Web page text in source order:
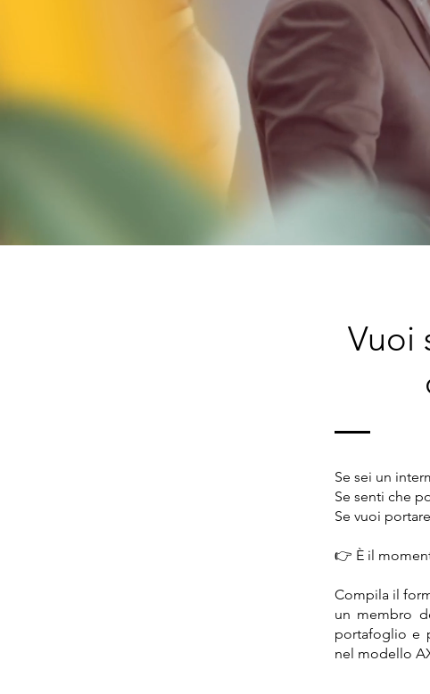
Vuoi
Se sei un
Se senti che
Se vuoi
👉 È il
Compila il
un membro
portafoglio e
nel modello